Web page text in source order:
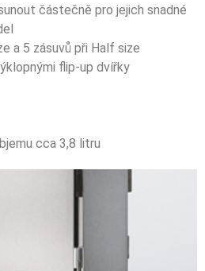
částečně pro jejich snadné
a 5 zásuvů při Half size
flip-up dvířky
cca 3,8 litru